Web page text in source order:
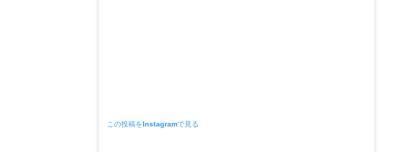
この投稿をInstagramで見る